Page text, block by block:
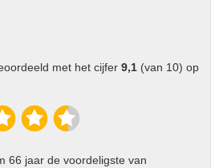
met het cijfer 9,1 (van 10) op
66 jaar de voordeligste van